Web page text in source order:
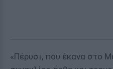
«Πέρυσι, που έκανα στο